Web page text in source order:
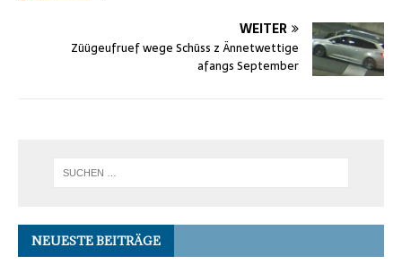
WEITER
Züügeufruef wege Schüss z Ännetwettige
afangs September
NEUESTE BEITRÄGE